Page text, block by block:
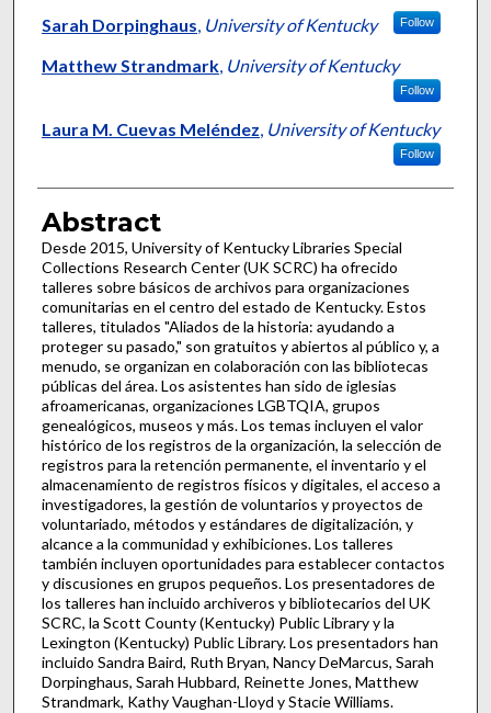
Sarah Dorpinghaus, University of Kentucky Follow
Matthew Strandmark, University of Kentucky
Follow
Laura M. Cuevas Meléndez, University of Kentucky
Follow
Abstract
Desde 2015, University of Kentucky Libraries Special
Collections Research Center (UK SCRC) ha ofrecido
talleres sobre básicos de archivos para organizaciones
comunitarias en el centro del estado de Kentucky. Estos
talleres, titulados "Aliados de la historia: ayudando a
proteger su pasado," son gratuitos y abiertos al público y, a
menudo, se organizan en colaboración con las bibliotecas
públicas del área. Los asistentes han sido de iglesias
afroamericanas, organizaciones LGBTQIA, grupos
genealógicos, museos y más. Los temas incluyen el valor
histórico de los registros de la organización, la selección de
registros para la retención permanente, el inventario y el
almacenamiento de registros físicos y digitales, el acceso a
investigadores, la gestión de voluntarios y proyectos de
voluntariado, métodos y estándares de digitalización, y
alcance a la communidad y exhibiciones. Los talleres
también incluyen oportunidades para establecer contactos
y discusiones en grupos pequeños. Los presentadores de
los talleres han incluido archiveros y bibliotecarios del UK
SCRC, la Scott County (Kentucky) Public Library y la
Lexington (Kentucky) Public Library. Los presentadors han
incluido Sandra Baird, Ruth Bryan, Nancy DeMarcus, Sarah
Dorpinghaus, Sarah Hubbard, Reinette Jones, Matthew
Strandmark, Kathy Vaughan-Lloyd y Stacie Williams.